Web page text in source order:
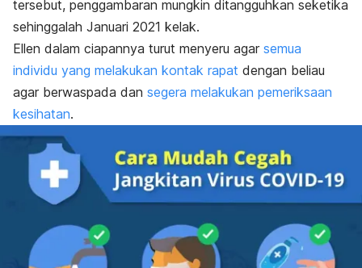
tersebut, penggambaran mungkin ditangguhkan seketika
sehinggalah Januari 2021 kelak.
Ellen dalam ciapannya turut menyeru agar semua
individu yang melakukan kontak rapat dengan beliau
agar berwaspada dan segera melakukan pemeriksaan
kesihatan.